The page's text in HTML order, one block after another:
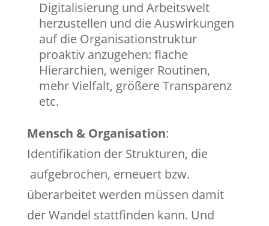
Digitalisierung und Arbeitswelt
herzustellen und die Auswirkungen
auf die Organisationstruktur
proaktiv anzugehen: flache
Hierarchien, weniger Routinen,
mehr Vielfalt, größere Transparenz
etc.
Mensch & Organisation:
Identifikation der Strukturen, die
aufgebrochen, erneuert bzw.
überarbeitet werden müssen damit
der Wandel stattfinden kann. Und